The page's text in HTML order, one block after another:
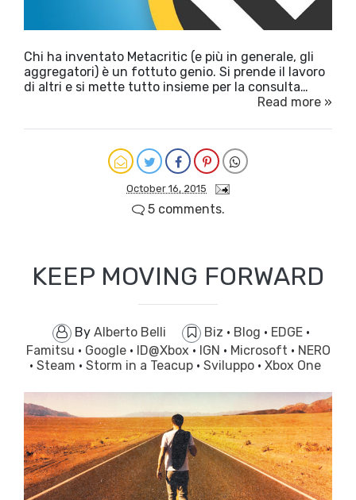
Chi ha inventato Metacritic (e più in generale, gli
aggregatori) è un fottuto genio. Si prende il lavoro
di altri e si mette tutto insieme per la consulta…
Read more »
October 16, 2015
5 comments.
KEEP MOVING FORWARD
By Alberto Belli Biz · Blog · EDGE ·
Famitsu · Google · ID@Xbox · IGN · Microsoft · NERO
· Steam · Storm in a Teacup · Sviluppo · Xbox One